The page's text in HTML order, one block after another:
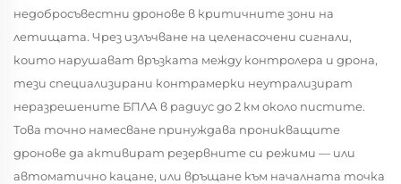
недобросъвестни дронове в критичните зони на
летищата. Чрез излъчване на целенасочени сигнали,
които нарушават връзката между контролера и дрона,
тези специализирани контрамерки неутрализират
неразрешените БПЛА в радиус до 2 км около пистите.
Това точно намесване принуждава проникващите
дронове да активират резервните си режими — или
автоматично кацане, или връщане към началната точка